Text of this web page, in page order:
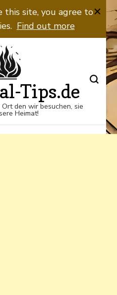
Ort den wir
Heimat!
this site, you agree to
Find out more
Tips.de
den wir besuchen, sie
Heimat!